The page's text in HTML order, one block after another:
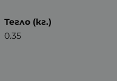
Тегло (кг.)
0.35